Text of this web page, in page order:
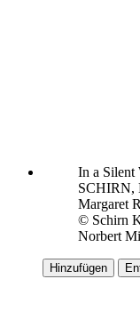
In a Silent
SCHIRN,
Margaret
© Schirn
Norbert
Hinzufügen